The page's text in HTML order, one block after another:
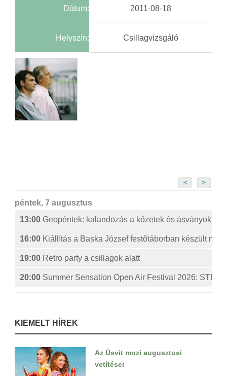
Dátum: 2011-08-18
Helyszín: Csillagvizsgáló
< >
péntek, 7 augusztus
13:00 Geopéntek: kalandozás a kőzetek és ásványok
16:00 Kiállítás a Baska József festőtáborban készült
19:00 Retro party a csillagok alatt
20:00 Summer Sensation Open Air Festival 2026:
KIEMELT HÍREK
Az Úsvit mozi augusztusi
vetítései